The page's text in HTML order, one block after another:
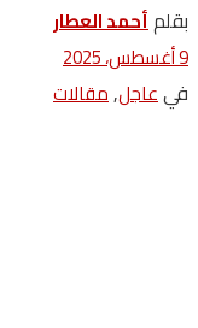
بقلمأحمد العطار
9 أغسطس، 2025
فيعاجل,مقالات